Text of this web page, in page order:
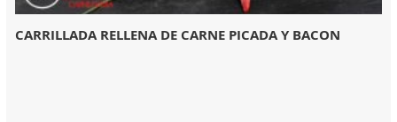
CARRILLADA RELLENA DE CARNE PICADA Y BACON